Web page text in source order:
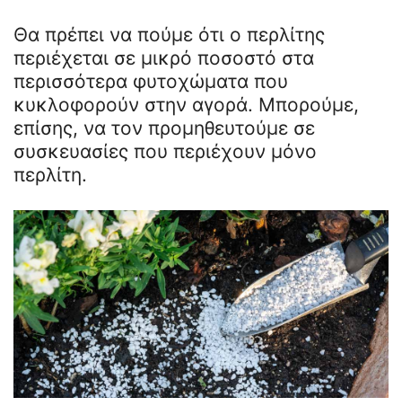
Θα πρέπει να πούμε ότι ο περλίτης
περιέχεται σε μικρό ποσοστό στα
περισσότερα φυτοχώματα που
κυκλοφορούν στην αγορά. Μπορούμε,
επίσης, να τον προμηθευτούμε σε
συσκευασίες που περιέχουν μόνο
περλίτη.